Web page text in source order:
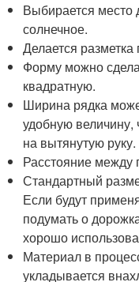
Выбирается место
солнечное.
Делается разметка
Форму можно
квадратную.
Ширина рядка
удобную величину,
на вытянутую руку.
Расстояние между
Стандартный
Если будут
подумать о
хорошо
Материал в
укладывается